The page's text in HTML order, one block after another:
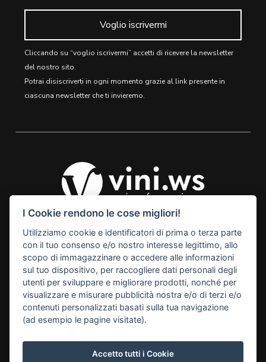
Voglio iscrivermi
Cliccando su “voglio iscrivermi” accetti di ricevere la newsletter
del nostro sito.
Potrai disiscriverti in ogni momento grazie al link presente in
ciascuna newsletter che ti invieremo.
© 2026 Vini Webstore
Linkness
Via Miranese, 448, 30174
Mestre Venezia Italy
M. info@vini.ws
P.I. 03255760278
I Cookie rendono le cose migliori!
Utilizziamo cookie e identificatori di prima o terza parte
con il tuo consenso e/o nostro interesse legittimo, allo
scopo di immagazzinare o accedere alle informazioni
sul tuo dispositivo, per raccogliere dati personali degli
utenti per sviluppare e migliorare prodotti, nonché per
visualizzare e misurare pubblicità nostra e/o di terzi e/o
contenuti personalizzati basati sulla tua navigazione
(ad esempio le pagine visitate).
Accetto tutti i Cookie